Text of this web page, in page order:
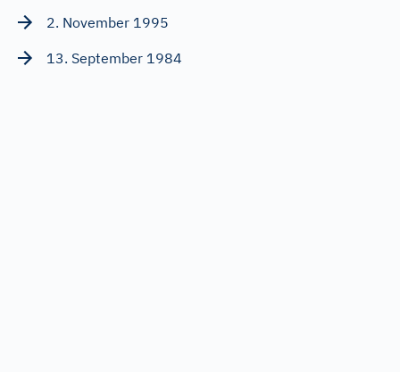
2. November 1995
13. September 1984